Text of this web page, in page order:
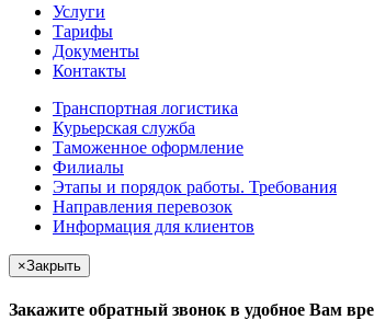
Услуги
Тарифы
Документы
Контакты
Транспортная логистика
Курьерская служба
Таможенное оформление
Филиалы
Этапы и порядок работы. Требования
Направления перевозок
Информация для клиентов
×Закрыть
Закажите обратный звонок в удобное Вам